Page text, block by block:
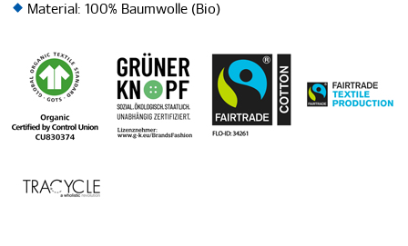
Material: 100% Baumwolle (Bio)